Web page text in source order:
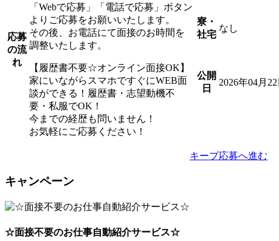
応募
の流
れ
「Webで応募」「電話で応募」ボタン
よりご応募をお願いいたします。
その後、お電話にて面接のお時間を
調整いたします。
【履歴書不要☆オンライン面接OK】
家にいながらスマホですぐにWEB面
談ができる！履歴書・志望動機不
要・私服でOK！
今までの経歴も問いません！
お気軽にご応募ください！
寮・
社宅
なし
公開
日
2026年04月22
キープ応募へ進む
キャンペーン
☆面接不要のお仕事自動紹介サービス☆